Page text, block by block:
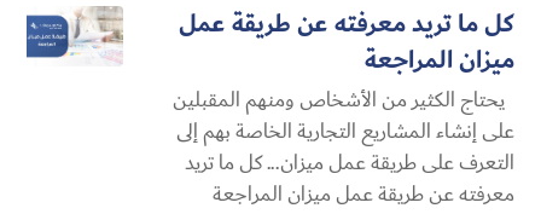
كل ما تريد معرفته عن طريقة عمل
ميزان المراجعة
يحتاج الكثير من الأشخاص ومنهم المقبلين
على إنشاء المشاريع التجارية الخاصة بهم إلى
التعرف على طريقة عمل ميزان... كل ما تريد
معرفته عن طريقة عمل ميزان المراجعة